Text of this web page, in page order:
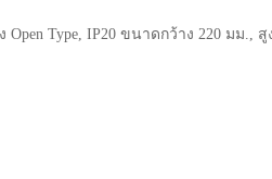
Type, IP20 ขนาดกว้าง 220 มม